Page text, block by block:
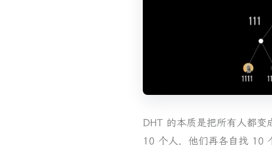
DHT 的本质是把所有人都
10 个人，他们再各自找 10